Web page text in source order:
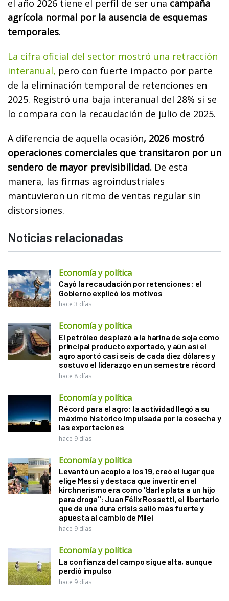
el año 2026 tiene el perfil de ser una campaña
agrícola normal por la ausencia de esquemas
temporales.
La cifra oficial del sector mostró una retracción
interanual, pero con fuerte impacto por parte
de la eliminación temporal de retenciones en
2025. Registró una baja interanual del 28% si se
lo compara con la recaudación de julio de 2025.
A diferencia de aquella ocasión, 2026 mostró
operaciones comerciales que transitaron por un
sendero de mayor previsibilidad. De esta
manera, las firmas agroindustriales
mantuvieron un ritmo de ventas regular sin
distorsiones.
Noticias relacionadas
Economía y política
Cayó la recaudación por retenciones: el
Gobierno explicó los motivos
hace 3 días
Economía y política
El petróleo desplazó a la harina de soja como
principal producto exportado, y aún así el
agro aportó casi seis de cada diez dólares y
sostuvo el liderazgo en un semestre récord
hace 8 días
Economía y política
Récord para el agro: la actividad llegó a su
máximo histórico impulsada por la cosecha y
las exportaciones
hace 9 días
Economía y política
Levantó un acopio a los 19, creó el lugar que
elige Messi y destaca que invertir en el
kirchnerismo era como "darle plata a un hijo
para droga": Juan Félix Rossetti, el libertario
que de una dura crisis salió más fuerte y
apuesta al cambio de Milei
hace 9 días
Economía y política
La confianza del campo sigue alta, aunque
perdió impulso
hace 9 días